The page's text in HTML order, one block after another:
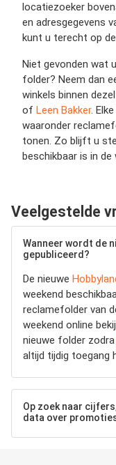
locatiezoeker
en adresgegevens
kunt u terecht op
Niet gevonden wat
folder? Neem dan
winkels binnen
of Leen Bakker.
waaronder
tonen. Zo blijft u
beschikbaar is in de
Veelgestelde
Wanneer wordt de
gepubliceerd?
De nieuwe
weekend
reclamefolder van
weekend online
nieuwe folder zodra
altijd tijdig toegang
Op zoek naar
data over